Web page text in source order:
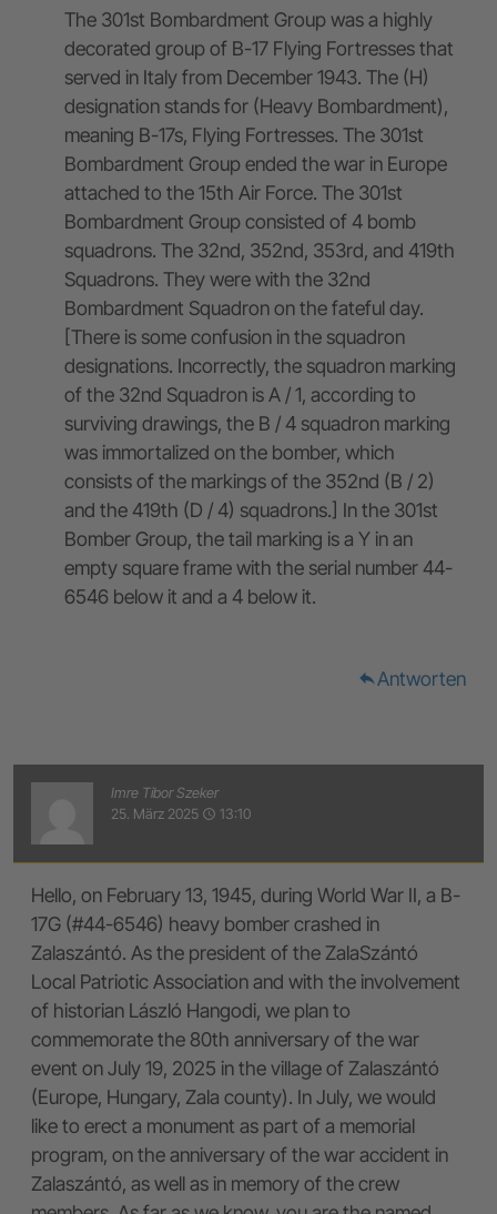
The 301st Bombardment Group was a highly
decorated group of B-17 Flying Fortresses that
served in Italy from December 1943. The (H)
designation stands for (Heavy Bombardment),
meaning B-17s, Flying Fortresses. The 301st
Bombardment Group ended the war in Europe
attached to the 15th Air Force. The 301st
Bombardment Group consisted of 4 bomb
squadrons. The 32nd, 352nd, 353rd, and 419th
Squadrons. They were with the 32nd
Bombardment Squadron on the fateful day.
[There is some confusion in the squadron
designations. Incorrectly, the squadron marking
of the 32nd Squadron is A / 1, according to
surviving drawings, the B / 4 squadron marking
was immortalized on the bomber, which
consists of the markings of the 352nd (B / 2)
and the 419th (D / 4) squadrons.] In the 301st
Bomber Group, the tail marking is a Y in an
empty square frame with the serial number 44-
6546 below it and a 4 below it.
replyAntworten
Imre Tibor Szeker
25. März 2025 access_time 13:10
Hello, on February 13, 1945, during World War II, a B-
17G (#44-6546) heavy bomber crashed in
Zalaszántó. As the president of the ZalaSzántó
Local Patriotic Association and with the involvement
of historian László Hangodi, we plan to
commemorate the 80th anniversary of the war
event on July 19, 2025 in the village of Zalaszántó
(Europe, Hungary, Zala county). In July, we would
like to erect a monument as part of a memorial
program, on the anniversary of the war accident in
Zalaszántó, as well as in memory of the crew